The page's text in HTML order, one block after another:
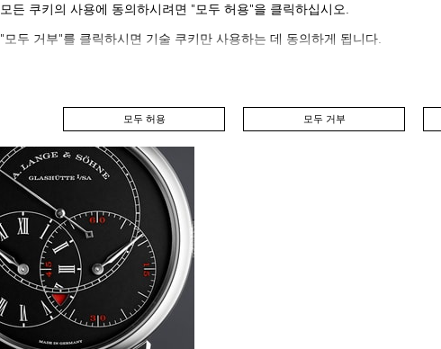
모든 쿠키의 사용에 동의하시려면 "모두 허용"을 클릭하십시오.
"모두 거부"를 클릭하시면 기술 쿠키만 사용하는 데 동의하게 됩니다.
모두 허용 모두 거부